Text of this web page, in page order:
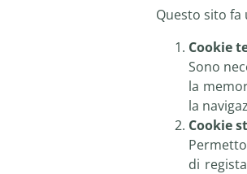
Questo sito fa
Cookie
Sono
la
la
Cookie
di